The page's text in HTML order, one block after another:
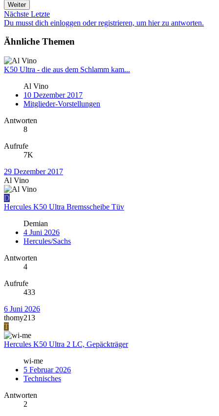
Weiter
Nächste Letzte
Du musst dich einloggen oder registrieren, um hier zu antworten.
Ähnliche Themen
K50 Ultra - die aus dem Schlamm kam...
Al Vino
10 Dezember 2017
Mitglieder-Vorstellungen
Antworten
8
Aufrufe
7K
29 Dezember 2017
Al Vino
D
Hercules K50 Ultra Bremsscheibe Tüv
Demian
4 Juni 2026
Hercules/Sachs
Antworten
4
Aufrufe
433
6 Juni 2026
thomy213
T
Hercules K50 Ultra 2 LC, Gepäckträger
wi-me
5 Februar 2026
Technisches
Antworten
2